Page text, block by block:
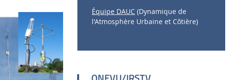
Équipe DAUC (Dynamique de
l'Atmosphère Urbaine et Côtière)